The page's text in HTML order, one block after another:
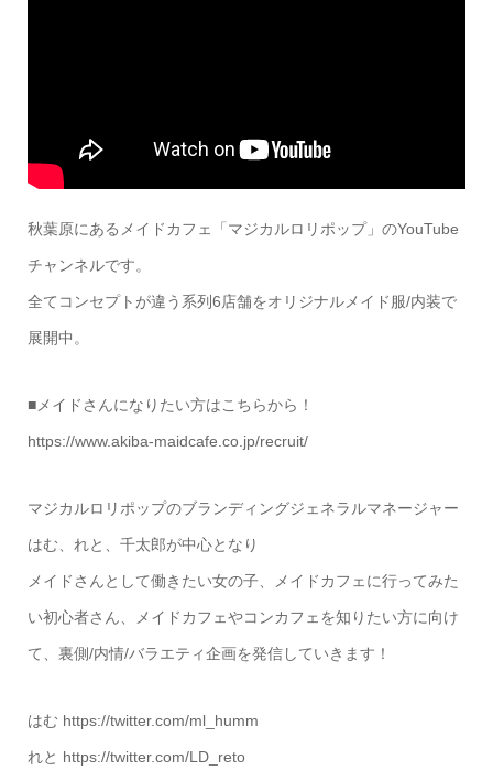
秋葉原にあるメイドカフェ「マジカルロリポップ」のYouTube
チャンネルです。
全てコンセプトが違う系列6店舗をオリジナルメイド服/内装で
展開中。
■メイドさんになりたい方はこちらから！
https://www.akiba-maidcafe.co.jp/recruit/
マジカルロリポップのブランディングジェネラルマネージャー
はむ、れと、千太郎が中心となり
メイドさんとして働きたい女の子、メイドカフェに行ってみた
い初心者さん、メイドカフェやコンカフェを知りたい方に向け
て、裏側/内情/バラエティ企画を発信していきます！
はむ https://twitter.com/ml_humm
れと https://twitter.com/LD_reto